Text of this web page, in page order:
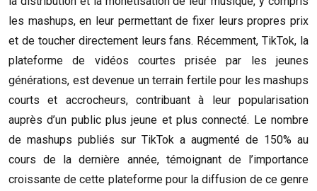
les mashups, en leur permettant de fixer leurs propres prix
et de toucher directement leurs fans. Récemment, TikTok, la
plateforme de vidéos courtes prisée par les jeunes
générations, est devenue un terrain fertile pour les mashups
courts et accrocheurs, contribuant à leur popularisation
auprès d’un public plus jeune et plus connecté. Le nombre
de mashups publiés sur TikTok a augmenté de 150% au
cours de la dernière année, témoignant de l’importance
croissante de cette plateforme pour la diffusion de ce genre